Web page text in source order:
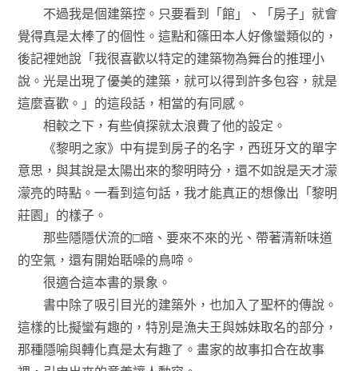
不過我是個建築控。只要看到「館」、「房子」就會
覺得真是太棒了的個性。這點和篠田本人好像蠻類似的，
後記裡她說「我很喜歡以特定的建築物為舞台的推理小
說。光是出現了優美的建築，就可以得到許多包容，就是
這麼喜歡。」的這段話，相當的有同感。
相較之下，有些偵探就太浪費了他的設定。
《黎明之家》中有提到房子的名字，西班牙文的單字
意思，與其說是太陽出來的黎明時分，還不如說是天才濛
濛亮的時點。一看到這句話，我才能真正的想像出「黎明
莊園」的樣子。
那些隱隱伏流的□暗、要來不來的光、帶著清新味道
的空氣，還有開始聒噪的鳥啼。
很適合這本書的景象。
書中除了吸引目光的建築外，也加入了聖杯的傳說。
這樣的比擬蠻有趣的，特別是漁夫王與姊妹取名的部分，
那種隱喻與轉化真是太有趣了。畫家的故事扣合在故事